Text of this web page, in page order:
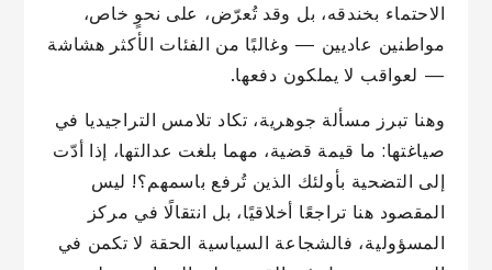
الاحتماء بخندقه، بل وقد تُعرّض، على نحوٍ خاص،
مواطنين عاديين — وغالبًا من الفئات الأكثر هشاشة
— لعواقب لا يملكون دفعها.
وهنا تبرز مسألة جوهرية، تكاد تلامس التراجيديا في
صياغتها: ما قيمة قضية، مهما بلغت عدالتها، إذا أدّت
إلى التضحية بأولئك الذين تُرفع باسمهم؟! ليس
المقصود هنا تراجعًا أخلاقيًا، بل انتقالًا في مركز
المسؤولية، فالشجاعة السياسية الحقة لا تكمن في